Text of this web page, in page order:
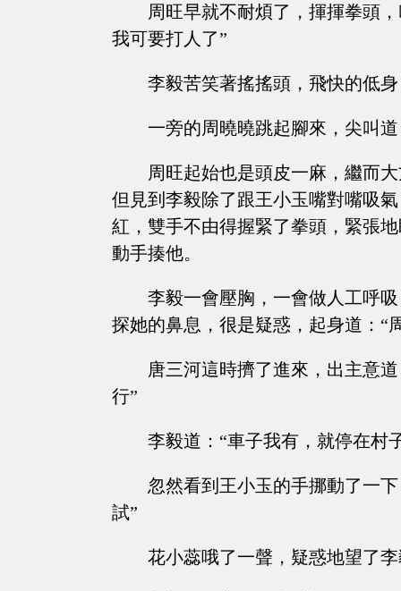
周旺早就不耐煩了，揮揮拳頭
我可要打人了”
李毅苦笑著搖搖頭，飛快的低
一旁的周曉曉跳起腳來，尖叫
周旺起始也是頭皮一麻，繼而
但見到李毅除了跟王小玉嘴對嘴吸
紅，雙手不由得握緊了拳頭，緊張
動手揍他。
李毅一會壓胸，一會做人工呼
探她的鼻息，很是疑惑，起身道：“
唐三河這時擠了進來，出主意
行”
李毅道：“車子我有，就停在村
忽然看到王小玉的手挪動了一
試”
花小蕊哦了一聲，疑惑地望了